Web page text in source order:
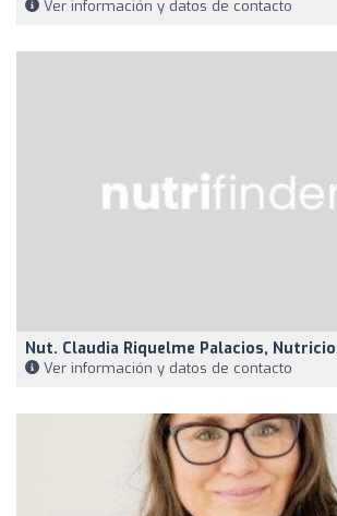
Ver información y datos de contacto
Nut. Claudia Riquelme Palacios,
Ver información y datos de contacto